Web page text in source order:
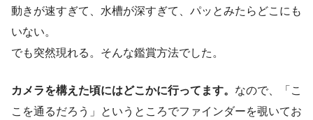
動きが速すぎて、水槽が深すぎて、パッとみたらどこにも
いない。
でも突然現れる。そんな鑑賞方法でした。
カメラを構えた頃にはどこかに行ってます。 なので、「こ
こを通るだろう」というところでファインダーを覗いてお